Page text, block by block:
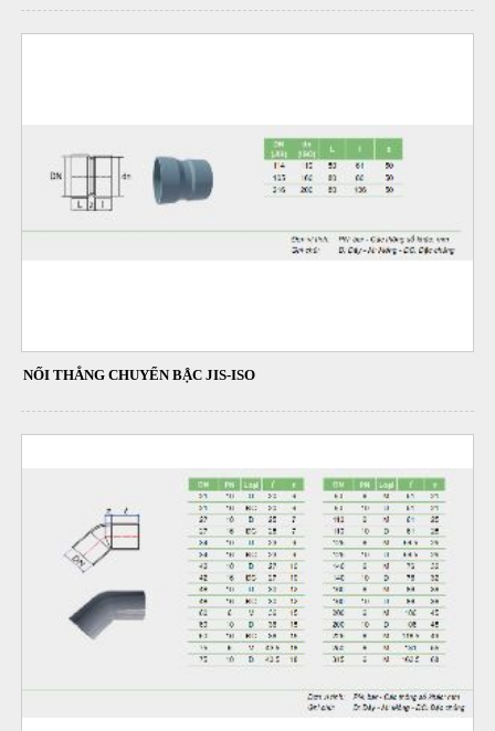
NỐI THẲNG CHUYỂN BẬC JIS-ISO